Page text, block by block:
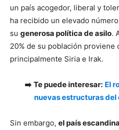
un país acogedor, liberal y
ha recibido un elevado
su generosa política de asilo.
20% de su población proviene
principalmente Siria e Irak.
➡️ Te puede interesar: El
nuevas estructuras
Sin embargo, el país